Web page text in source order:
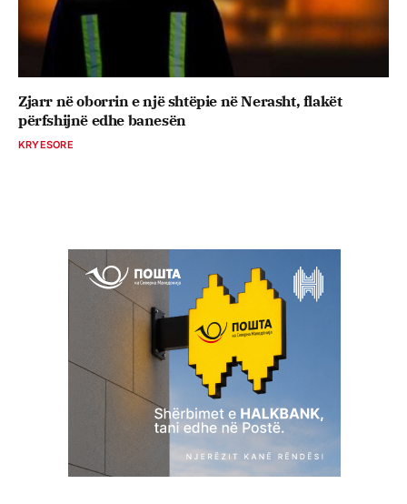
Zjarr në oborrin e një shtëpie në Nerasht, flakët
përfshijnë edhe banesën
KRYESORE